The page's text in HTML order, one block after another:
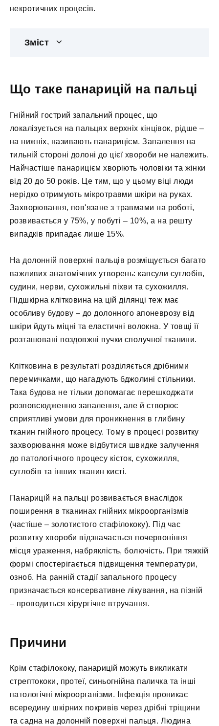
некротичних процесів.
Зміст
Що таке панарицій на пальці
Гнійний гострий запальний процес, що
локалізується на пальцях верхніх кінцівок, рідше –
на нижніх, називають панарицієм. Запалення на
тильній стороні долоні до цієї хвороби не належить.
Найчастіше панарицієм хворіють чоловіки та жінки
від 20 до 50 років. Це тим, що у цьому віці люди
нерідко отримують мікротравми шкіри на руках.
Захворювання, пов'язане з травмами на роботі,
розвивається у 75%, у побуті – 10%, а на решту
випадків припадає лише 15%.
На долонній поверхні пальців розміщується багато
важливих анатомічних утворень: капсули суглобів,
судини, нерви, сухожильні піхви та сухожилля.
Підшкірна клітковина на цій ділянці теж має
особливу будову – до долонного апоневрозу від
шкіри йдуть міцні та еластичні волокна. У товщі її
розташовані поздовжні пучки сполучної тканини.
Клітковина в результаті розділяється дрібними
перемичками, що нагадують бджолині стільники.
Така будова не тільки допомагає перешкоджати
розповсюдженню запалення, але й створює
сприятливі умови для проникнення в глибину
тканин гнійного процесу. Тому в процесі розвитку
захворювання може відбутися швидке залучення
до патологічного процесу кісток, сухожилля,
суглобів та інших тканин кисті.
Панарицій на пальці розвивається внаслідок
поширення в тканинах гнійних мікроорганізмів
(частіше – золотистого стафілококу). Під час
розвитку хвороби відзначається почервоніння
місця ураження, набряклість, болючість. При тяжкій
формі спостерігається підвищення температури,
озноб. На ранній стадії запального процесу
призначається консервативне лікування, на пізній
– проводиться хірургічне втручання.
Причини
Крім стафілококу, панарицій можуть викликати
стрептококи, протеї, синьогнійна паличка та інші
патологічні мікроорганізми. Інфекція проникає
всередину шкірних покривів через дрібні тріщини
та садна на долонній поверхні пальця. Людина